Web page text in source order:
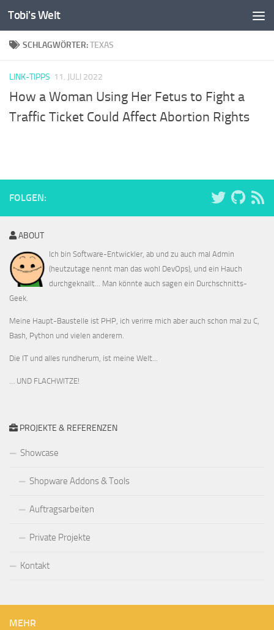
Zum Inhalt springen
Tobi's Welt
SCHLAGWÖRTER:TEXAS
LINK-TIPPS 11. JULI 2022
How a Woman Using Her Fetus to Fight a
Traffic Ticket Could Affect Abortion Rights
FOLGEN:
ABOUT
Ich bin Software-Entwickler, ab und zu auch mal Admin
(heutzutage nennt man das wohl DevOps), und ein Hauch
durchgeknallt... Man könnte auch sagen ein Durchschnitts-
Geek.
Meine Haupt-Baustelle ist PHP, ich verirre mich aber auch schon mal zu C,
Bash, Python und vielen anderem.
Die IT und alles rundherum, ist meine Welt...
… UND FLACHWITZE!
PROJEKTE & REFERENZEN
Showcase
Shopware Addons & Tools
Auftragsarbeiten
Private Projekte
Kontakt
MEHR